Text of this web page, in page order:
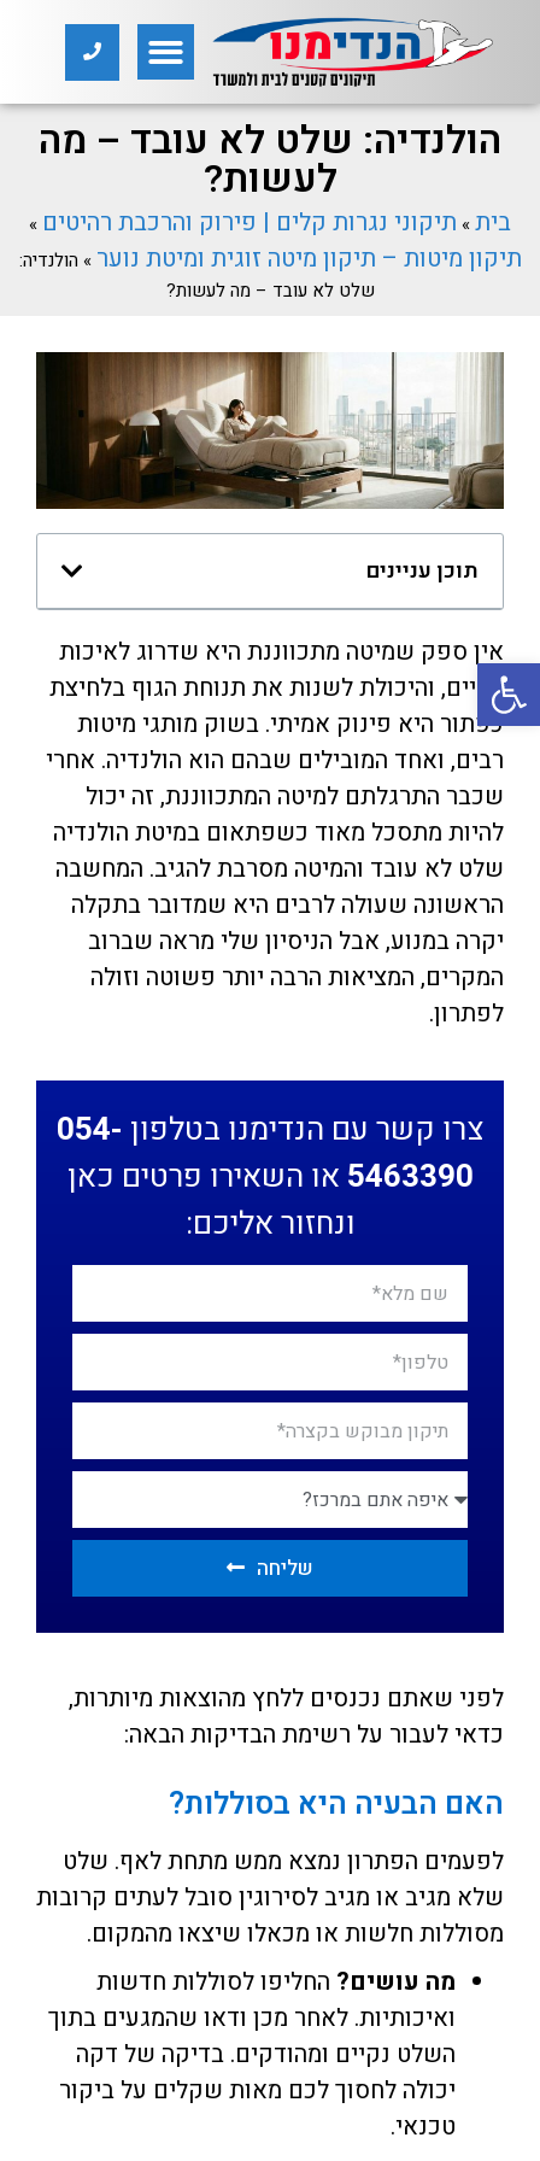
פתח סרגל נגישות
הולנדיה: שלט לא עובד – מה
לעשות?
בית» תיקוני נגרות קלים | פירוק והרכבת רהיטים »
תיקון מיטות – תיקון מיטה זוגית ומיטת נוער » הולנדיה:
שלט לא עובד – מה לעשות?
תוכן עניינים
אין ספק שמיטה מתכווננת היא שדרוג לאיכות
החיים, והיכולת לשנות את תנוחת הגוף בלחיצת
כפתור היא פינוק אמיתי. בשוק מותגי מיטות
רבים, ואחד המובילים שבהם הוא הולנדיה. אחרי
שכבר התרגלתם למיטה המתכווננת, זה יכול
להיות מתסכל מאוד כשפתאום במיטת הולנדיה
שלט לא עובד והמיטה מסרבת להגיב. המחשבה
הראשונה שעולה לרבים היא שמדובר בתקלה
יקרה במנוע, אבל הניסיון שלי מראה שברוב
המקרים, המציאות הרבה יותר פשוטה וזולה
לפתרון.
צרו קשר עם הנדימנו בטלפון 054-
5463390 או השאירו פרטים כאן
ונחזור אליכם:
שליחה
לפני שאתם נכנסים ללחץ מהוצאות מיותרות,
כדאי לעבור על רשימת הבדיקות הבאה:
האם הבעיה היא בסוללות?
לפעמים הפתרון נמצא ממש מתחת לאף. שלט
שלא מגיב או מגיב לסירוגין סובל לעתים קרובות
מסוללות חלשות או מכאלו שיצאו מהמקום.
מה עושים? החליפו לסוללות חדשות
ואיכותיות. לאחר מכן ודאו שהמגעים בתוך
השלט נקיים ומהודקים. בדיקה של דקה
יכולה לחסוך לכם מאות שקלים על ביקור
טכנאי.